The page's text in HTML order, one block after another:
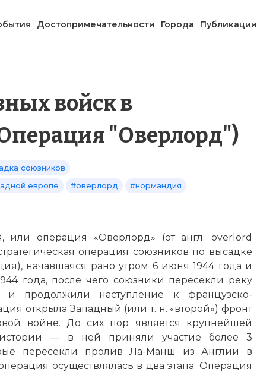
Достопримечательности Города Публикации
войск в
"Оверлорд")
союзников
европе
#оверлорд
#нормандия
или операция «Оверлорд» (от англ. overlord
операция союзников по высадке
начавшаяся рано утром 6 июня 1944 года и
года, после чего союзники пересекли реку
продолжили наступление к французско-
открыла Западный (или т. н. «второй») фронт
войне. До сих пор является крупнейшей
— в ней приняли участие более 3
пересекли пролив Ла-Манш
из Англии в
осуществлялась в два этапа: Операция